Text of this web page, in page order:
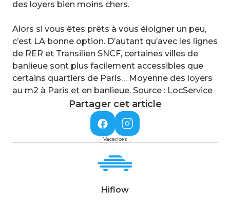
des loyers bien moins chers.
Alors si vous êtes prêts à vous éloigner un peu,
c’est LA bonne option. D’autant qu’avec les lignes
de RER et Transilien SNCF, certaines villes de
banlieue sont plus facilement accessibles que
certains quartiers de Paris… Moyenne des loyers
au m2 à Paris et en banlieue. Source : LocService
Partager cet article
Vacances
Hiflow